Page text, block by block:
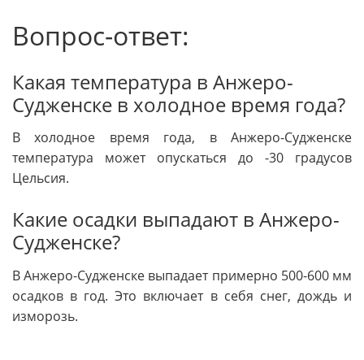
Вопрос-ответ:
Какая температура в Анжеро-
Судженске в холодное время года?
В холодное время года, в Анжеро-Судженске
температура может опускаться до -30 градусов
Цельсия.
Какие осадки выпадают в Анжеро-
Судженске?
В Анжеро-Судженске выпадает примерно 500-600 мм
осадков в год. Это включает в себя снег, дождь и
изморозь.